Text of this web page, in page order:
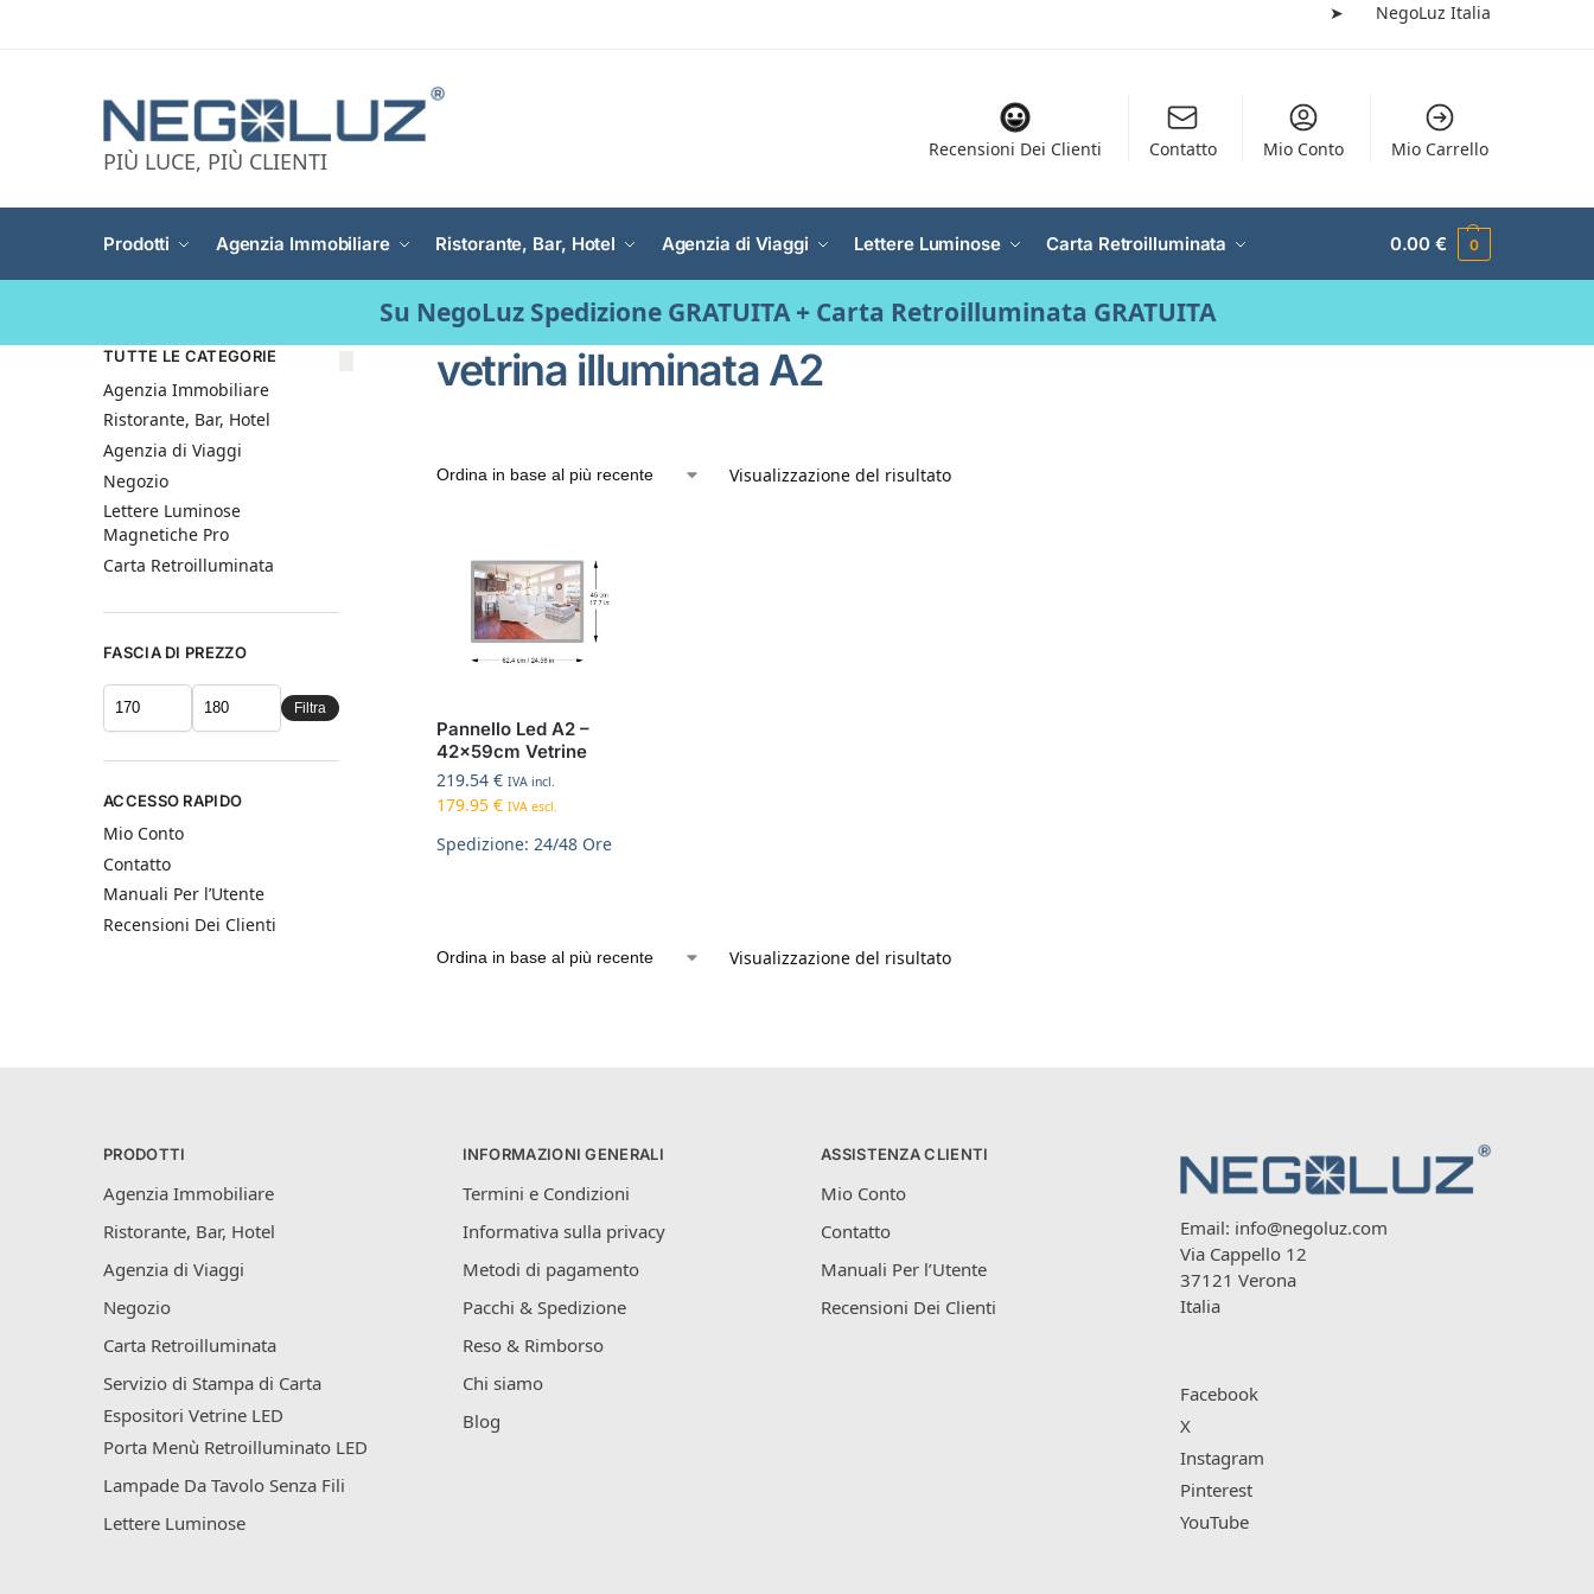
➤ NegoLuz Italia
PIÙ LUCE, PIÙ CLIENTI Recensioni Dei Clienti Contatto Mio Conto Mio Carrello
Prodotti Agenzia Immobiliare Ristorante, Bar, Hotel Agenzia di Viaggi Lettere Luminose Carta Retroilluminata 0.00€ 0
Su NegoLuz Spedizione GRATUITA + Carta Retroilluminata GRATUITA
vetrina illuminata A2
Visualizzazione del risultato
Pannello Led A2 –
42x59cm Vetrine
219.54 € IVA incl.
179.95 € IVA escl.
Spedizione: 24/48 Ore
Visualizzazione del risultato
TUTTE LE CATEGORIE
Agenzia Immobiliare
Ristorante, Bar, Hotel
Agenzia di Viaggi
Negozio
Lettere Luminose
Magnetiche Pro
Carta Retroilluminata
FASCIA DI PREZZO
Filtra
ACCESSO RAPIDO
Mio Conto
Contatto
Manuali Per l’Utente
Recensioni Dei Clienti
PRODOTTI
Agenzia Immobiliare
Ristorante, Bar, Hotel
Agenzia di Viaggi
Negozio
Carta Retroilluminata
Servizio di Stampa di Carta
Espositori Vetrine LED
Porta Menù Retroilluminato LED
Lampade Da Tavolo Senza Fili
Lettere Luminose
INFORMAZIONI GENERALI
Termini e Condizioni
Informativa sulla privacy
Metodi di pagamento
Pacchi & Spedizione
Reso & Rimborso
Chi siamo
Blog
ASSISTENZA CLIENTI
Mio Conto
Contatto
Manuali Per l’Utente
Recensioni Dei Clienti
Email: info@negoluz.com
Via Cappello 12
37121 Verona
Italia
Facebook
X
Instagram
Pinterest
YouTube